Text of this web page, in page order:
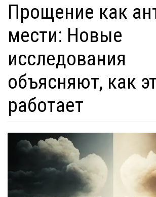
Прощение как
мести: Новые
исследования
объясняют, как
работает